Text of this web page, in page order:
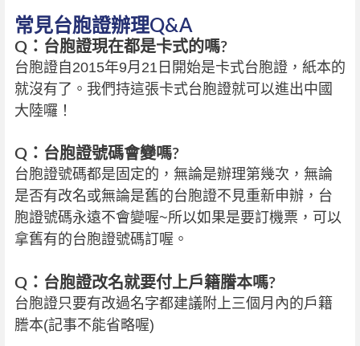
常見台胞證辦理Q&A
Q：台胞證現在都是卡式的嗎?
台胞證自2015年9月21日開始是卡式台胞證，紙本的
就沒有了。我們持這張卡式台胞證就可以進出中國
大陸囉！
Q：台胞證號碼會變嗎?
台胞證號碼都是固定的，無論是辦理第幾次，無論
是否有改名或無論是舊的台胞證不見重新申辦，台
胞證號碼永遠不會變喔~所以如果是要訂機票，可以
拿舊有的台胞證號碼訂喔。
Q：台胞證改名就要付上戶籍謄本嗎?
台胞證只要有改過名字都建議附上三個月內的戶籍
謄本(記事不能省略喔)